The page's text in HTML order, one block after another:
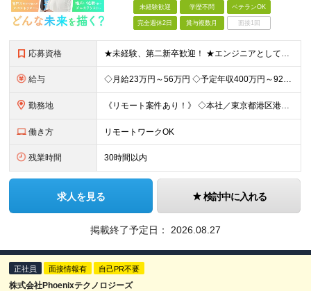
未経験歓迎 学歴不問 ベテランOK
完全週休2日 賞与複数月 面接1回
応募資格 ★未経験、第二新卒歓迎！ ★エンジニアとしてキャリアを構築したい方大歓迎！ ★リーダー・マネジメント志向をお持ちの方大歓迎！ 《上流工程へのステップアップを目指す方歓迎》 「保守・改修・テスト経験を
給与 ◇月給23万円～56万円 ◇予定年収400万円～925万円 ※残業代全額支給 ※試用期間4カ月 （給与・待遇・雇用形態に差異無し） ◇通勤手当：上限50,000円／月 ◇子育て手当：8,500円（1
勤務地 《リモート案件あり！》 ◇本社／東京都港区港南2-16-3 品川グランドセントラルタワー ◇各事業所／東京、静岡、山梨、大阪、宮城、愛知 ※案件によっては客先勤務の可能性あり ※(変更の範囲)上記
働き方 リモートワークOK
残業時間 30時間以内
求人を見る 検討中に入れる
掲載終了予定日： 2026.08.27
正社員 面接情報有 自己PR不要
株式会社Phoenixテクノロジーズ